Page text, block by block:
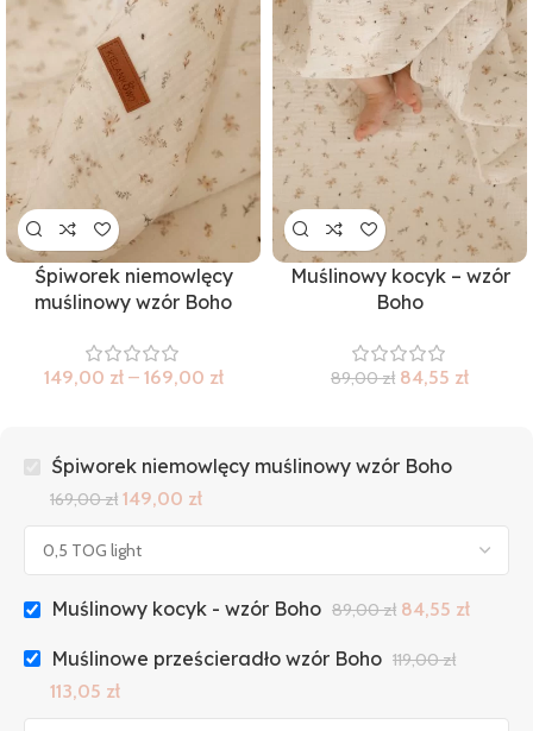
Śpiworek niemowlęcy
muślinowy wzór Boho
149,00 zł – 169,00 zł
Muślinowy kocyk – wzór
Boho
89,00zł 84,55 zł
Śpiworek niemowlęcy muślinowy wzór Boho
169,00zł 149,00 zł
Muślinowy kocyk - wzór Boho 89,00zł 84,55 zł
Muślinowe prześcieradło wzór Boho 119,00zł
113,05 zł